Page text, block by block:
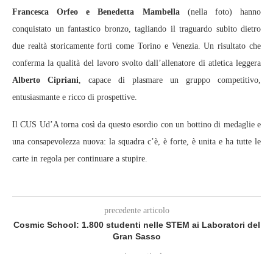
Francesca Orfeo e Benedetta Mambella(nella foto) hanno
conquistato un fantastico bronzo, tagliando il traguardo subito dietro
due realtà storicamente forti come Torino e Venezia. Un risultato che
conferma la qualità del lavoro svolto dall’allenatore di atletica leggera
Alberto Cipriani , capace di plasmare un gruppo competitivo,
entusiasmante e ricco di prospettive.
Il CUS Ud’A torna così da questo esordio con un bottino di medaglie e
una consapevolezza nuova: la squadra c’è, è forte, è unita e ha tutte le
carte in regola per continuare a stupire.
precedente articolo
Cosmic School: 1.800 studenti nelle STEM ai Laboratori del
Gran Sasso